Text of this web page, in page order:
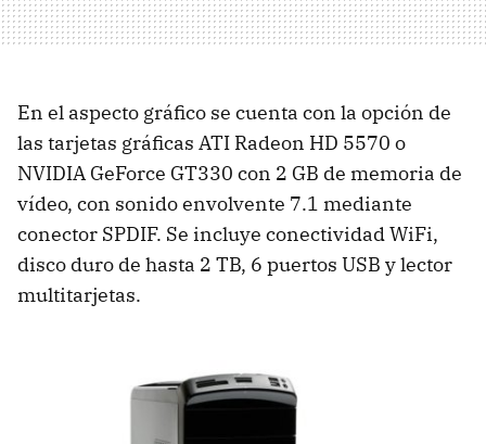
En el aspecto gráfico se cuenta con la opción de
las tarjetas gráficas ATI Radeon HD 5570 o
NVIDIA GeForce GT330 con 2 GB de memoria de
vídeo, con sonido envolvente 7.1 mediante
conector SPDIF. Se incluye conectividad WiFi,
disco duro de hasta 2 TB, 6 puertos USB y lector
multitarjetas.